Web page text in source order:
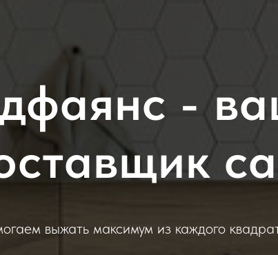
-
выжать максимум из каждого